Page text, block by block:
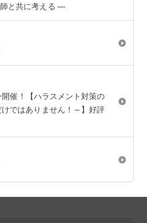
と共に考える ―
催！【ハラスメント対策の
ではありません！～】好評